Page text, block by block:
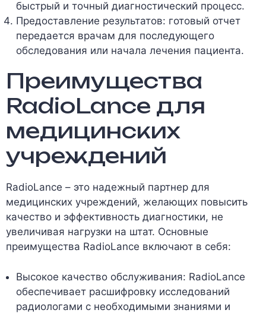
быстрый и точный диагностический процесс.
Предоставление результатов: готовый отчет
передается врачам для последующего
обследования или начала лечения пациента.
Преимущества
RadioLance для
медицинских
учреждений
RadioLance – это надежный партнер для
медицинских учреждений, желающих повысить
качество и эффективность диагностики, не
увеличивая нагрузки на штат. Основные
преимущества RadioLance включают в себя:
Высокое качество обслуживания: RadioLance
обеспечивает расшифровку исследований
радиологами с необходимыми знаниями и